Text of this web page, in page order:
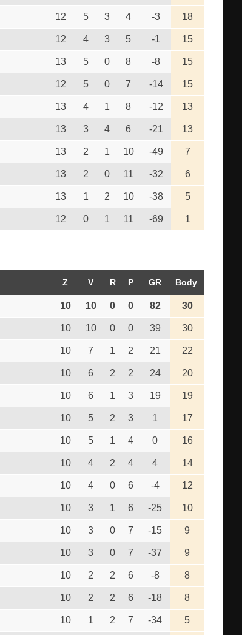
12 5 3 4 -3 18
12 4 3 5 -1 15
13 5 0 8 -8 15
12 5 0 7 -14 15
13 4 1 8 -12 13
13 3 4 6 -21 13
13 2 1 10 -49 7
13 2 0 11 -32 6
13 1 2 10 -38 5
12 0 1 11 -69 1
Z V R P GR Body
10 10 0 0 82 30
10 10 0 0 39 30
10 7 1 2 21 22
10 6 2 2 24 20
10 6 1 3 19 19
10 5 2 3 1 17
10 5 1 4 0 16
10 4 2 4 4 14
10 4 0 6 -4 12
10 3 1 6 -25 10
10 3 0 7 -15 9
10 3 0 7 -37 9
10 2 2 6 -8 8
10 2 2 6 -18 8
10 1 2 7 -34 5